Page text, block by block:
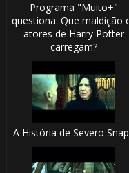
Programa "Muito+"
questiona: Que maldição
atores de Harry Potter
carregam?
A História de Severo
🎂